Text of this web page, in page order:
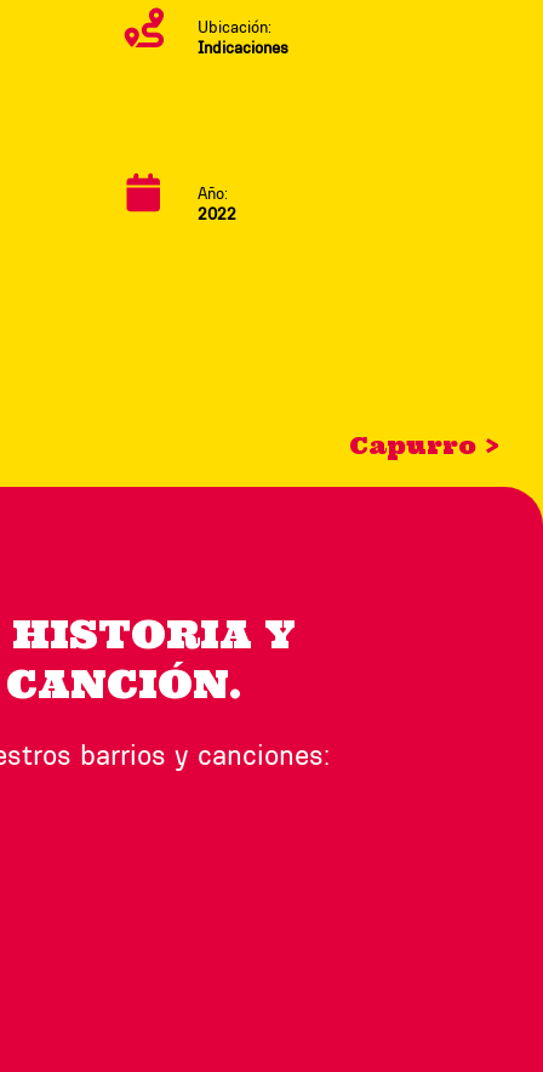
Ubicación:
Indicaciones
Año:
2022
Capurro >
HISTORIA Y
barrios y canciones: